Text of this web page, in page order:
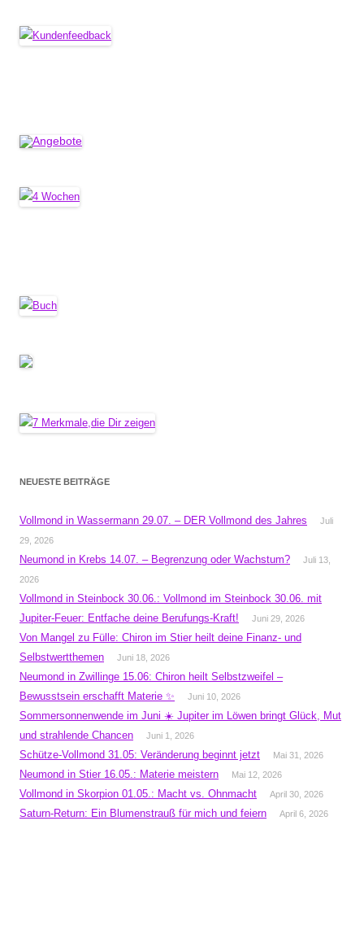
NEUESTE BEITRÄGE
Vollmond in Wassermann 29.07. – DER Vollmond des Jahres
Juli
29, 2026
Neumond in Krebs 14.07. – Begrenzung oder Wachstum?
Juli 13,
2026
Vollmond in Steinbock 30.06.: Vollmond im Steinbock 30.06. mit
Jupiter-Feuer: Entfache deine Berufungs-Kraft!
Juni 29, 2026
Von Mangel zu Fülle: Chiron im Stier heilt deine Finanz- und
Selbstwertthemen
Juni 18, 2026
Neumond in Zwillinge 15.06: Chiron heilt Selbstzweifel –
Bewusstsein erschafft Materie ✨
Juni 10, 2026
Sommersonnenwende im Juni ☀️ Jupiter im Löwen bringt Glück, Mut
und strahlende Chancen
Juni 1, 2026
Schütze-Vollmond 31.05: Veränderung beginnt jetzt Mai 31, 2026
Neumond in Stier 16.05.: Materie meistern Mai 12, 2026
Vollmond in Skorpion 01.05.: Macht vs. Ohnmacht April 30, 2026
Saturn-Return: Ein Blumenstrauß für mich und feiern April 6, 2026